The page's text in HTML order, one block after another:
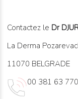
Contactez le Dr
La Derma
11070 BELGRADE
00 381 63